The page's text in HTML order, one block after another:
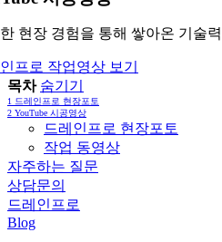
현장 경험을 통해 쌓아온 기술력
프로 작업영상 보기
목차 숨기기
1 드레인프로 현장포토
2 YouTube 시공영상
드레인프로 현장포토
작업 동영상
자주하는 질문
상담문의
드레인프로
Blog